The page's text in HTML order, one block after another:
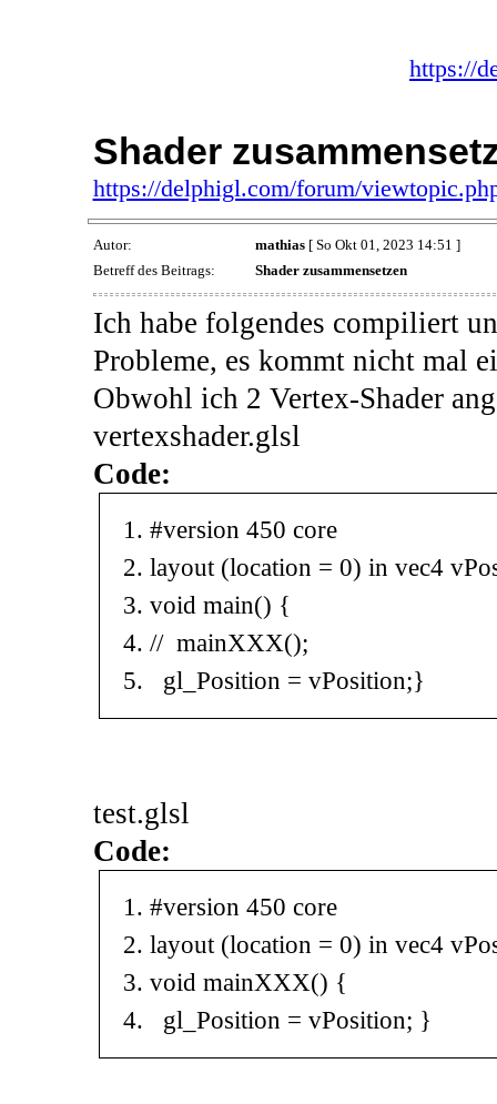
https://
Shader
https://delphigl.com/forum/
Autor: mathias[ So Okt 01, 2023 14:51 ]
Betreff des Beitrags:
Shader zusammensetzen
Ich habe folgendes compiliert
Probleme, es kommt nicht mal
Obwohl ich 2 Vertex-Shader
vertexshader.glsl
Code:
#version 450 core
layout (location = 0) in vec4
void main() {
// mainXXX();
gl_Position = vPosition;}
test.glsl
Code:
#version 450 core
layout (location = 0) in vec4
void mainXXX() {
gl_Position = vPosition; }